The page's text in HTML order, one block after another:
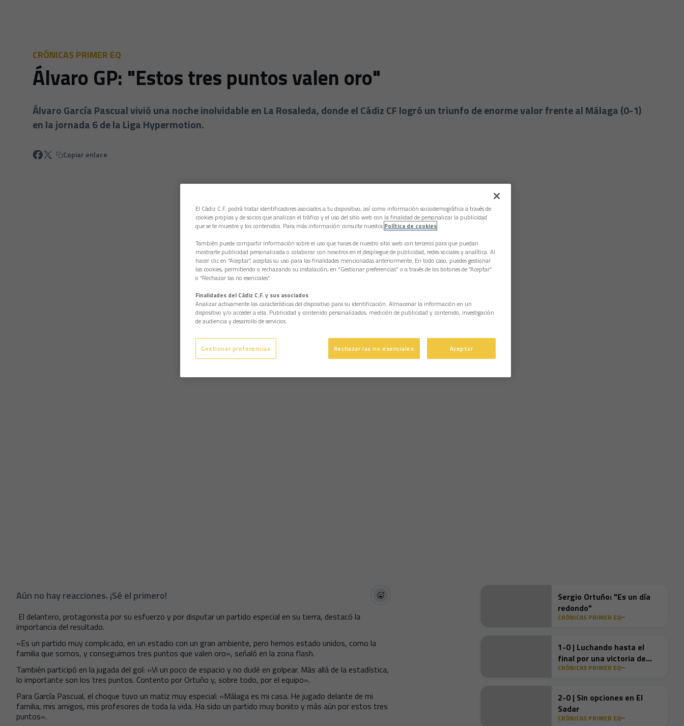
CRÓNICAS PRIMER EQ
Álvaro GP: "Estos tres puntos valen oro"
Álvaro García Pascual vivió una noche inolvidable en La Rosaleda, donde el Cádiz CF logró un triunfo de enorme valor frente al Málaga (0-1)
en la jornada 6 de la Liga Hypermotion.
Copiar enlace
Aún no hay reacciones. ¡Sé el primero!
El delantero, protagonista por su esfuerzo y por disputar un partido especial en su tierra, destacó la
importancia del resultado.
«Es un partido muy complicado, en un estadio con un gran ambiente, pero hemos estado unidos, como la
familia que somos, y conseguimos tres puntos que valen oro», señaló en la zona flash.
También participó en la jugada del gol: «Vi un poco de espacio y no dudé en golpear. Más allá de la estadística,
lo importante son los tres puntos. Contento por Ortuño y, sobre todo, por el equipo».
Para García Pascual, el choque tuvo un matiz muy especial: «Málaga es mi casa. He jugado delante de mi
familia, mis amigos, mis profesores de toda la vida. Ha sido un partido muy bonito y más aún por estos tres
puntos».
Sergio Ortuño: "Es un día
redondo"
CRÓNICAS PRIMER EQ
1-0 | Luchando hasta el
final por una victoria de
locura
CRÓNICAS PRIMER EQ
2-0 | Sin opciones en El
Sadar
CRÓNICAS PRIMER EQ
El Cádiz C.F. podrá tratar identificadores asociados a tu dispositivo, así como información sociodemográfica a través de
cookies propias y de socios que analizan el tráfico y el uso del sitio web con la finalidad de personalizar la publicidad
que se te muestre y los contenidos. Para más información consulte nuestra Política de cookies
También puede compartir información sobre el uso que haces de nuestro sitio web con terceros para que puedan
mostrarte publicidad personalizada o colaborar con nosotros en el despliegue de publicidad, redes sociales y analítica. Al
hacer clic en “Aceptar”, aceptas su uso para las finalidades mencionadas anteriormente. En todo caso, puedes gestionar
las cookies, permitiendo o rechazando su instalación, en "Gestionar preferencias" o a través de los botones de “Aceptar”
o “Rechazar las no esenciales”.
Finalidades del Cádiz C.F. y sus asociados
Analizar activamente las características del dispositivo para su identificación. Almacenar la información en un
dispositivo y/o acceder a ella. Publicidad y contenido personalizados, medición de publicidad y contenido, investigación
de audiencia y desarrollo de servicios.
Gestionar preferencias Rechazar las no esenciales Aceptar